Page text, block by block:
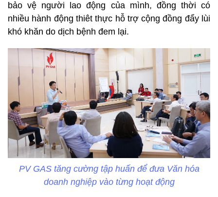
bảo vệ người lao động của mình, đồng thời có
nhiều hành động thiêt thực hỗ trợ cộng đồng đẩy lùi
khó khăn do dịch bệnh đem lại.
PV GAS tăng cường tập huấn để đưa Văn hóa
doanh nghiệp vào từng hoạt động